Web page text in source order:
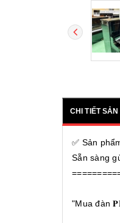
CHI TIẾT SẢN
✅ Sản
Sẵn sàng
"Mua đàn